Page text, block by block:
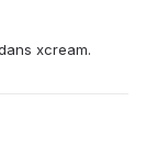
xcream.